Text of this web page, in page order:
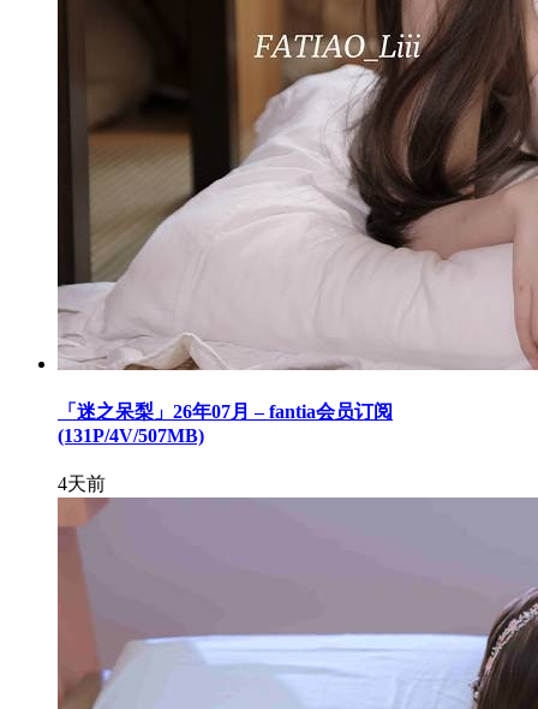
「迷之呆梨」26年07月 – fantia会员订阅
(131P/4V/507MB)
4天前